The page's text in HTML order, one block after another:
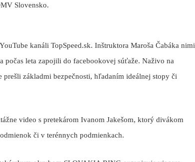
Slovensko.
kanáli TopSpeed.sk. Inštruktora Maroša Čabáka nimi
počas leta zapojili do facebookovej súťaže. Naživo na
základmi bezpečnosti, hľadaním ideálnej stopy či
video s pretekárom Ivanom Jakešom, ktorý divákom
či v terénnych podmienkach.